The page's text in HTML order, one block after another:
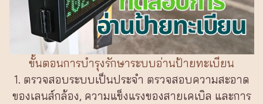
ขั้นตอนการบำรุงรักษาระบบอ่านป้ายทะเบียน
1. ตรวจสอบระบบเป็นประจำ ตรวจสอบความสะอาด
ของเลนส์กล้อง, ความแข็งแรงของสายเคเบิล และการ